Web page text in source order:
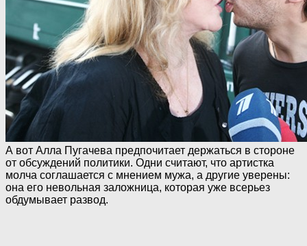
А вот Алла Пугачева предпочитает держаться в стороне
от обсуждений политики. Одни считают, что артистка
молча соглашается с мнением мужа, а другие уверены:
она его невольная заложница, которая уже всерьез
обдумывает развод.